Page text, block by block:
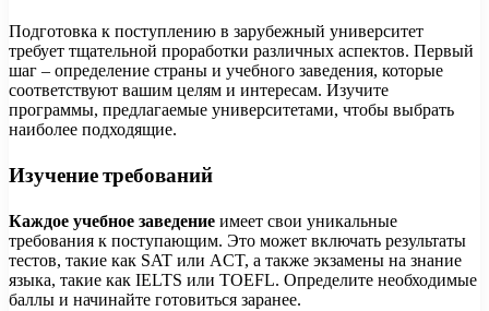
Подготовка к поступлению в зарубежный университет
требует тщательной проработки различных аспектов. Первый
шаг – определение страны и учебного заведения, которые
соответствуют вашим целям и интересам. Изучите
программы, предлагаемые университетами, чтобы выбрать
наиболее подходящие.
Изучение требований
Каждое учебное заведение имеет свои уникальные
требования к поступающим. Это может включать результаты
тестов, такие как SAT или ACT, а также экзамены на знание
языка, такие как IELTS или TOEFL. Определите необходимые
баллы и начинайте готовиться заранее.